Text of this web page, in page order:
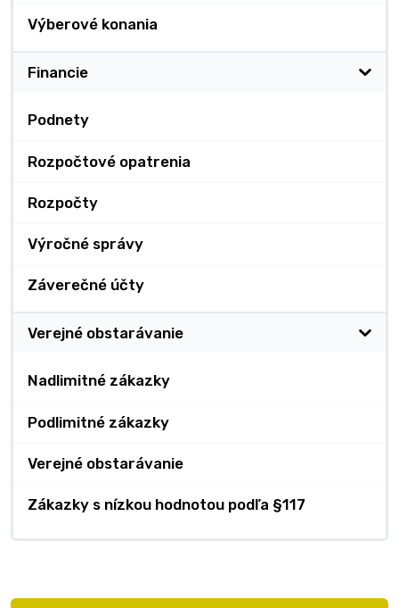
Výberové konania
Financie
Podnety
Rozpočtové opatrenia
Rozpočty
Výročné správy
Záverečné účty
Verejné obstarávanie
Nadlimitné zákazky
Podlimitné zákazky
Verejné obstarávanie
Zákazky s nízkou hodnotou podľa §117